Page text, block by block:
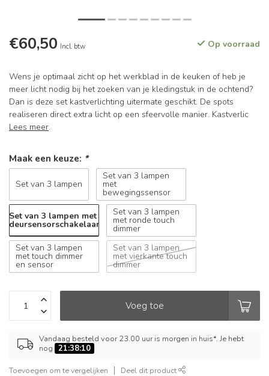
€60,50 Incl. btw Op voorraad
Wens je optimaal zicht op het werkblad in de keuken of heb je
meer licht nodig bij het zoeken van je kledingstuk in de ochtend?
Dan is deze set kastverlichting uitermate geschikt. De spots
realiseren direct extra licht op een sfeervolle manier. Kastverlic
Lees meer.
Maak een keuze: *
Set van 3 lampen
Set van 3 lampen
met
bewegingssensor
Set van 3 lampen met
deursensorschakelaar
Set van 3 lampen
met ronde touch
dimmer
Set van 3 lampen
met touch dimmer
en sensor
Set van 3 lampen
met vierkante touch
dimmer
Voeg toe
Vandaag besteld voor 23.00 uur is morgen in huis*. Je hebt
nog 21:38:10
Toevoegen om te vergelijken Deel dit product